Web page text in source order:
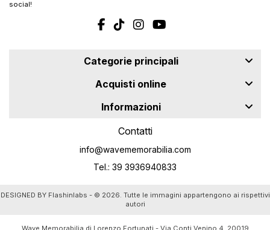
social!
Categorie principali
Acquisti online
Informazioni
Contatti
info@wavememorabilia.com
Tel.: 39 3936940833
DESIGNED BY Flashinlabs - © 2026. Tutte le immagini appartengono ai rispettivi
autori